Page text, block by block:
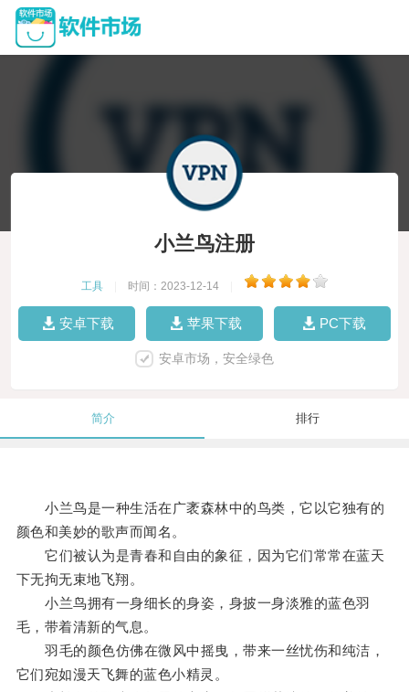
小兰鸟注册
工具 时间：2023-12-14
安卓下载 苹果下载 PC下载
安卓市场，安全绿色
简介 排行
小兰鸟是一种生活在广袤森林中的鸟类，它以它独有的
颜色和美妙的歌声而闻名。
它们被认为是青春和自由的象征，因为它们常常在蓝天
下无拘无束地飞翔。
小兰鸟拥有一身细长的身姿，身披一身淡雅的蓝色羽
毛，带着清新的气息。
羽毛的颜色仿佛在微风中摇曳，带来一丝忧伤和纯洁，
它们宛如漫天飞舞的蓝色小精灵。